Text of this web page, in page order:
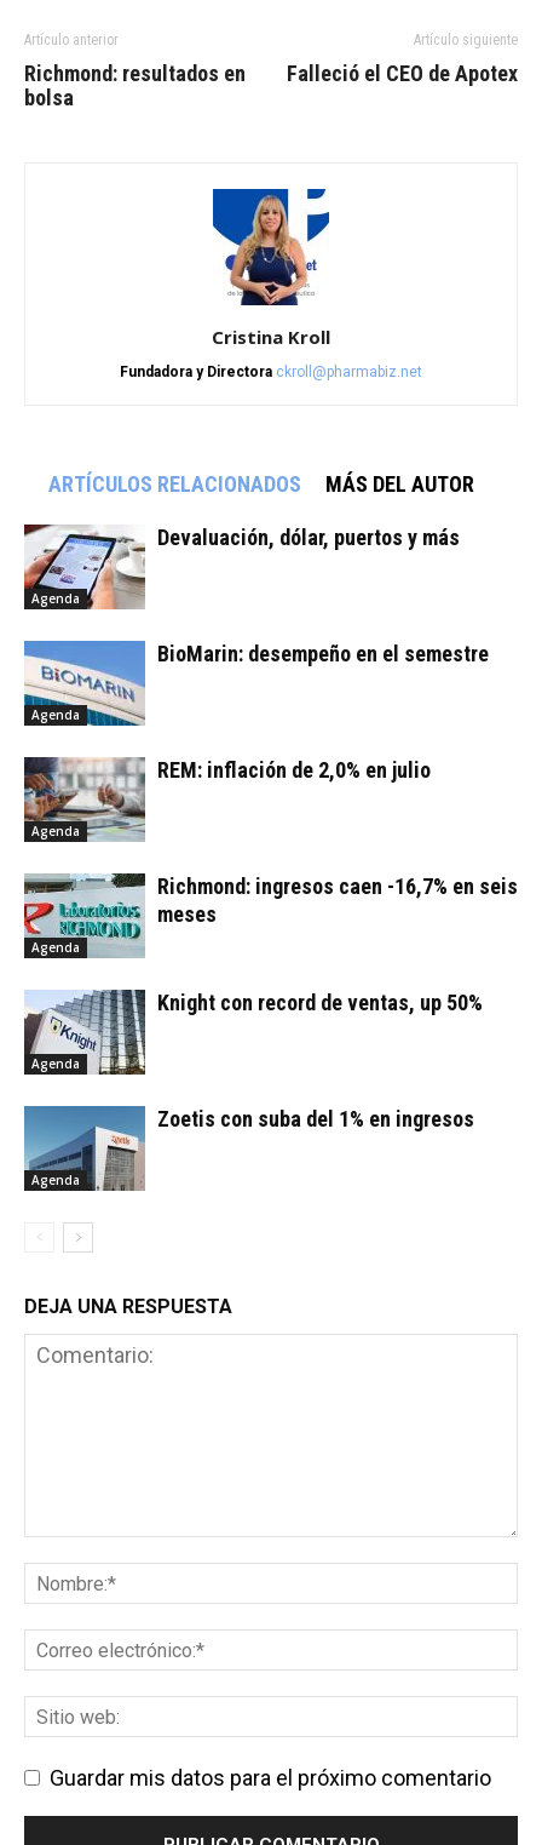
Artículo anterior
Richmond: resultados en
bolsa
Artículo siguiente
Falleció el CEO de Apotex
Cristina Kroll
Fundadora y Directora ckroll@pharmabiz.net
ARTÍCULOS RELACIONADOS MÁS DEL AUTOR
Agenda
Devaluación, dólar, puertos y más
Agenda
BioMarin: desempeño en el semestre
Agenda
REM: inflación de 2,0% en julio
Agenda
Richmond: ingresos caen -16,7% en seis
meses
Agenda
Knight con record de ventas, up 50%
Agenda
Zoetis con suba del 1% en ingresos
DEJA UNA RESPUESTA
Guardar mis datos para el próximo comentario